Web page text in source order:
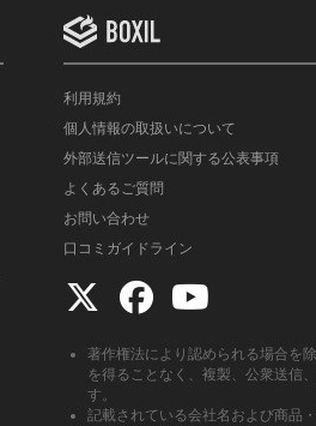
利用規約
個人情報の取扱いについて
外部送信ツールに関する公表事項
よくあるご質問
お問い合わせ
口コミガイドライン
著作権法により認められる場合を
を得ることなく、複製、公衆送信
す。
記載されている会社名および商品